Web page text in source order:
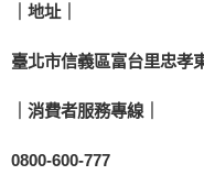
｜地址｜
臺北市信義區富台里忠孝
｜消費者服務專線｜
0800-600-777